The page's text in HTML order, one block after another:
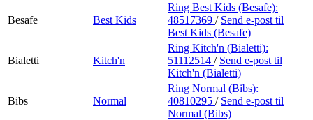
Besafe Best Kids
Ring Best Kids (Besafe):
48517369 / Send e-post til
Best Kids (Besafe)
Bialetti Kitch'n
Ring Kitch'n (Bialetti):
51112514 / Send e-post til
Kitch'n (Bialetti)
Bibs Normal
Ring Normal (Bibs):
40810295 / Send e-post til
Normal (Bibs)